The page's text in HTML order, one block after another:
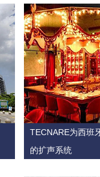
TECNARE为西班
的扩声系统